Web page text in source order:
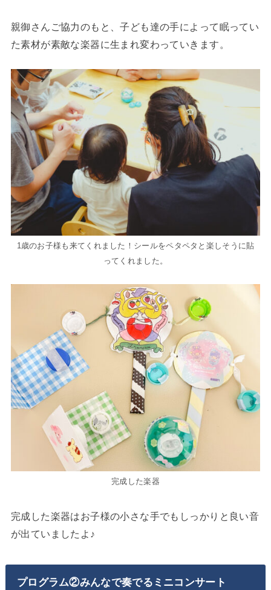
親御さんご協力のもと、子ども達の手によって眠ってい
た素材が素敵な楽器に生まれ変わっていきます。
1歳のお子様も来てくれました！シールをペタペタと楽しそうに貼
ってくれました。
完成した楽器
完成した楽器はお子様の小さな手でもしっかりと良い音
が出ていましたよ♪
プログラム②みんなで奏でるミニコンサート